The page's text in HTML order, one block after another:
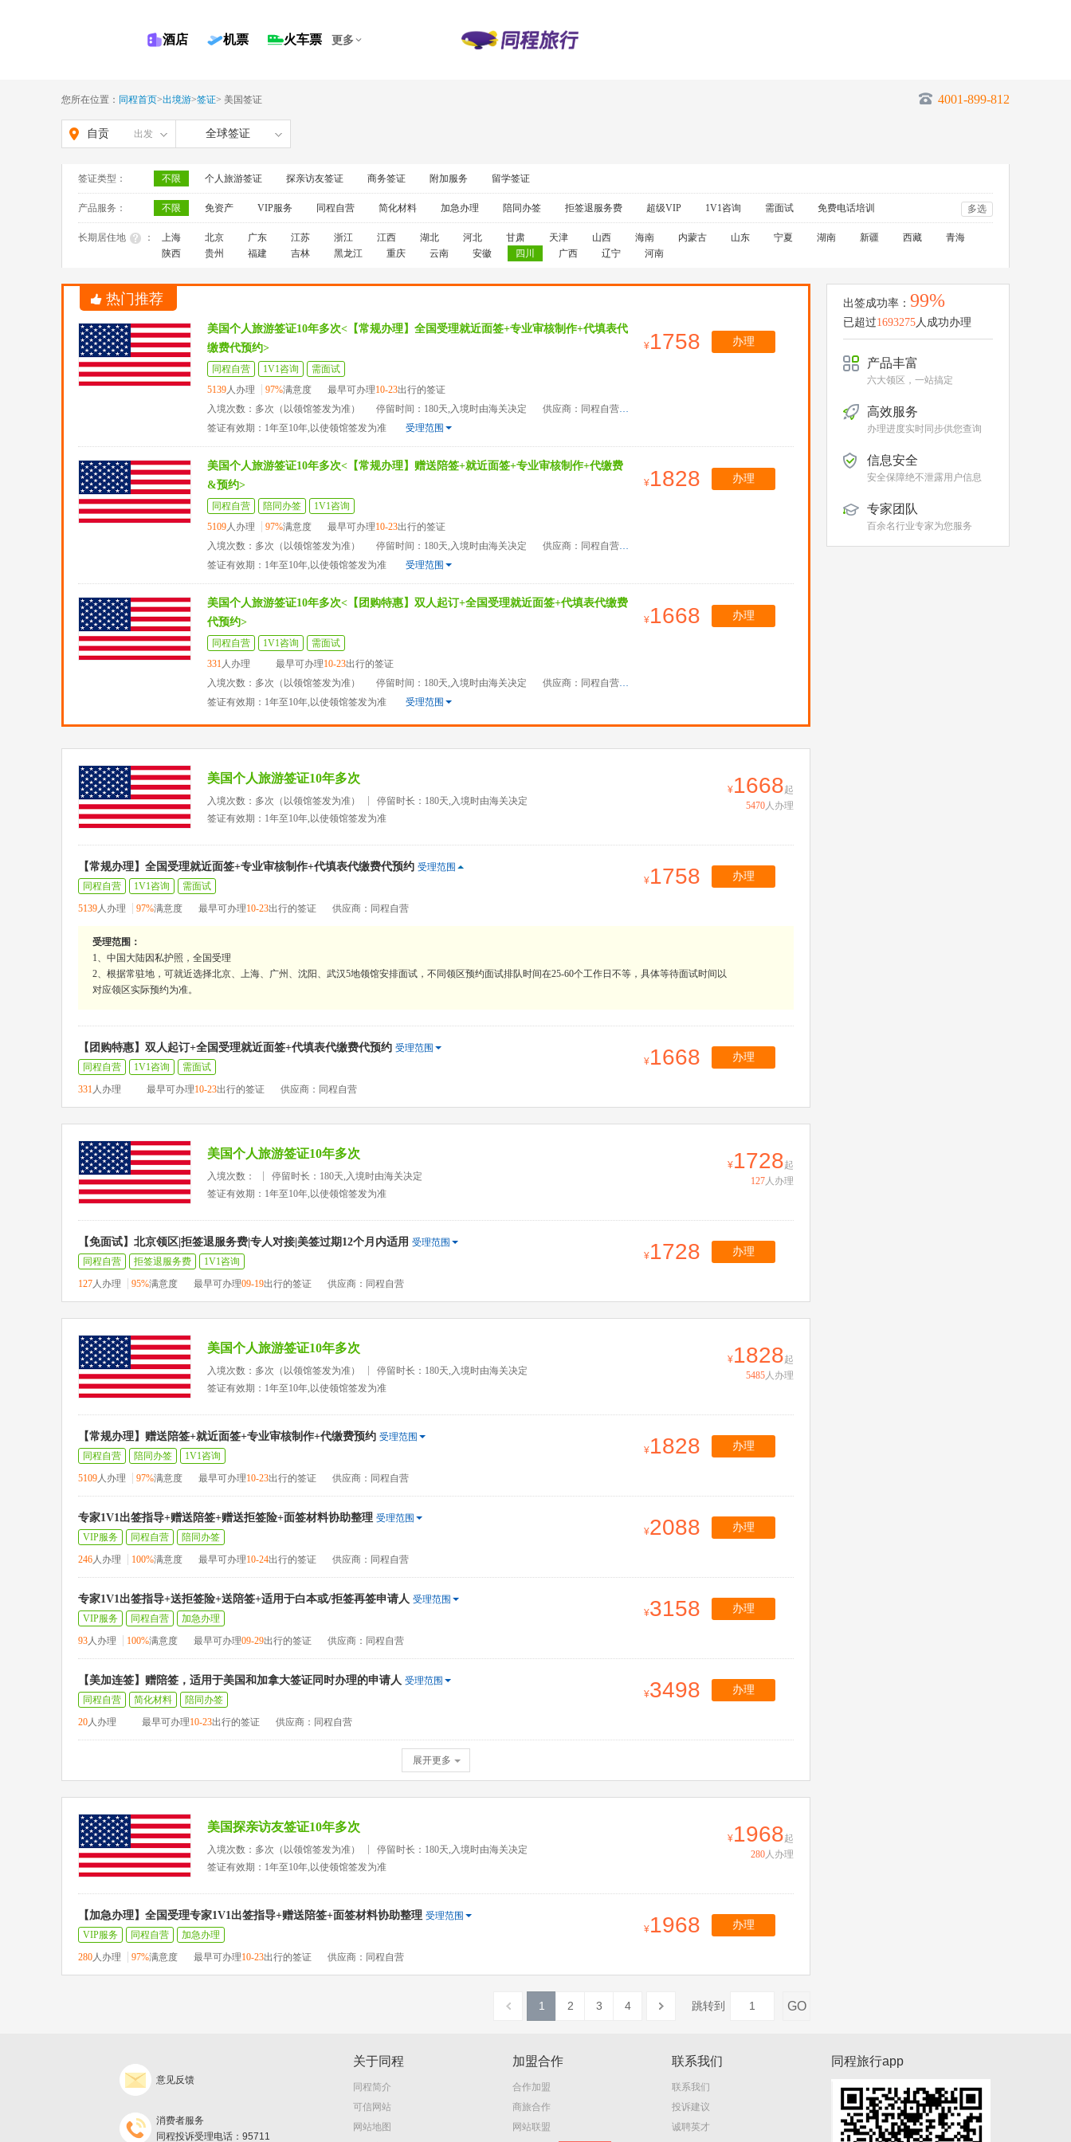
酒店 机票 火车票 更多
您所在位置： 同程首页>出境游>签证> 美国签证 4001-899-812
自贡 出发 全球签证
签证类型： 不限 个人旅游签证 探亲访友签证 商务签证 附加服务 留学签证
产品服务： 不限 免资产 VIP服务 同程自营 简化材料 加急办理 陪同办签 拒签退服务费 超级VIP 1V1咨询 需面试 免费电话培训 多选
长期居住地 ： 上海 北京 广东 江苏 浙江 江西 湖北 河北 甘肃 天津 山西 海南 内蒙古 山东 宁夏 湖南 新疆 西藏
青海
陕西
贵州 福建 吉林 黑龙江 重庆 云南 安徽 四川 广西 辽宁 河南
热门推荐
美国个人旅游签证10年多次<【常规办理】全国受理就近面签+专业审核制作+代填表代
缴费代预约>
同程自营 1V1咨询
需面试
5139人办理 97%满意度 最早可办理10-23出行的签证
入境次数：多次（以领馆签发为准）
停留时间：180天,入境时由海关决定
供应商：同程自营
签证有效期：1年至10年,以使领馆签发为准
受理范围
1758 办理
美国个人旅游签证10年多次<【常规办理】赠送陪签+就近面签+专业审核制作+代缴费
&预约>
同程自营 陪同办签
1V1咨询
5109人办理 97%满意度 最早可办理10-23出行的签证
入境次数：多次（以领馆签发为准）
停留时间：180天,入境时由海关决定
供应商：同程自营
签证有效期：1年至10年,以使领馆签发为准
受理范围
1828 办理
美国个人旅游签证10年多次<【团购特惠】双人起订+全国受理就近面签+代填表代缴费
代预约>
同程自营 1V1咨询
需面试
331人办理 最早可办理10-23出行的签证
入境次数：多次（以领馆签发为准）
停留时间：180天,入境时由海关决定
供应商：同程自营
签证有效期：1年至10年,以使领馆签发为准
受理范围
1668 办理
美国个人旅游签证10年多次
入境次数：多次（以领馆签发为准）
停留时长：180天,入境时由海关决定
签证有效期：1年至10年,以使领馆签发为准
1668起
5470人办理
【常规办理】全国受理就近面签+专业审核制作+代填表代缴费代预约 受理范围
同程自营
1V1咨询
需面试
5139人办理 97%满意度 最早可办理10-23出行的签证 供应商：同程自营
1758 办理
受理范围：
1、中国大陆因私护照，全国受理
2、根据常驻地，可就近选择北京、上海、广州、沈阳、武汉5地领馆安排面试，不同领区预约面试排队时间在25-60个工作日不等，具体等待面试时间以
对应领区实际预约为准。
【团购特惠】双人起订+全国受理就近面签+代填表代缴费代预约 受理范围
同程自营
1V1咨询
需面试
331人办理 最早可办理10-23出行的签证 供应商：同程自营
1668 办理
美国个人旅游签证10年多次
入境次数：
停留时长：180天,入境时由海关决定
签证有效期：1年至10年,以使领馆签发为准
1728起
127人办理
【免面试】北京领区|拒签退服务费|专人对接|美签过期12个月内适用 受理范围
同程自营
拒签退服务费
1V1咨询
127人办理 95%满意度 最早可办理09-19出行的签证 供应商：同程自营
1728 办理
美国个人旅游签证10年多次
入境次数：多次（以领馆签发为准）
停留时长：180天,入境时由海关决定
签证有效期：1年至10年,以使领馆签发为准
1828起
5485人办理
【常规办理】赠送陪签+就近面签+专业审核制作+代缴费预约 受理范围
同程自营
陪同办签
1V1咨询
5109人办理 97%满意度 最早可办理10-23出行的签证 供应商：同程自营
1828 办理
专家1V1出签指导+赠送陪签+赠送拒签险+面签材料协助整理 受理范围
VIP服务
同程自营
陪同办签
246人办理 100%满意度 最早可办理10-24出行的签证 供应商：同程自营
2088 办理
专家1V1出签指导+送拒签险+送陪签+适用于白本或/拒签再签申请人 受理范围
VIP服务
同程自营
加急办理
93人办理 100%满意度 最早可办理09-29出行的签证 供应商：同程自营
3158 办理
【美加连签】赠陪签，适用于美国和加拿大签证同时办理的申请人 受理范围
同程自营
简化材料
陪同办签
20人办理 最早可办理10-23出行的签证 供应商：同程自营
3498 办理
展开更多
美国探亲访友签证10年多次
入境次数：多次（以领馆签发为准）
停留时长：180天,入境时由海关决定
签证有效期：1年至10年,以使领馆签发为准
1968起
280人办理
【加急办理】全国受理专家1V1出签指导+赠送陪签+面签材料协助整理 受理范围
VIP服务
同程自营
加急办理
280人办理 97%满意度 最早可办理10-23出行的签证 供应商：同程自营
1968 办理
1 2 3 4 跳转到 GO
出签成功率： 99%
已超过1693275人成功办理
产品丰富
六大领区，一站搞定
高效服务
办理进度实时同步供您查询
信息安全
安全保障绝不泄露用户信息
专家团队
百余名行业专家为您服务
意见反馈
消费者服务
同程投诉受理电话：95711
关于同程
同程简介
可信网站
网站地图
加盟合作
合作加盟
商旅合作
网站联盟
联系我们
联系我们
投诉建议
诚聘英才
同程旅行app